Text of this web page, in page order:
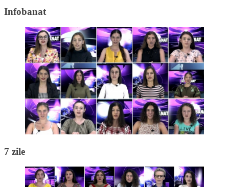
Infobanat
7 zile